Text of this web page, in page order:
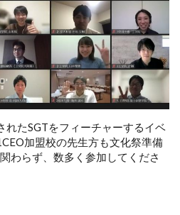
れたSGTをフィーチャーするイベ
加盟校の先生方も文化祭準備
わらず、数多く参加してくださ